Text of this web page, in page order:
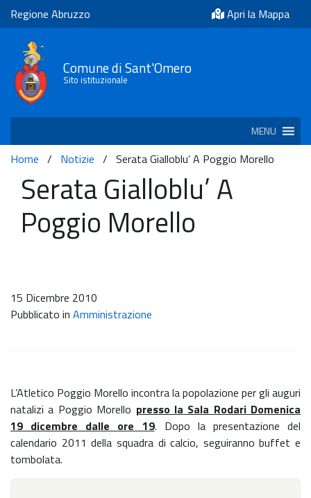
Regione Abruzzo Apri la Mappa
Comune di Sant'Omero
Sito istituzionale
MENU
Home / Notizie / Serata Gialloblu’ A Poggio Morello
Serata Gialloblu’ A
Poggio Morello
15 Dicembre 2010
Pubblicato in Amministrazione
L’Atletico Poggio Morello incontra la popolazione per gli auguri
natalizi a Poggio Morello presso la Sala Rodari Domenica
19 dicembre dalle ore 19. Dopo la presentazione del
calendario 2011 della squadra di calcio, seguiranno buffet e
tombolata.